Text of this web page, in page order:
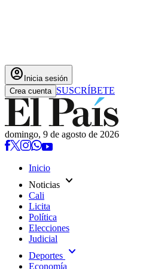
account_circle Inicia sesión
Crea cuenta SUSCRÍBETE
domingo, 9 de agosto de 2026
Inicio
Noticias expand_more
Cali
Licita
Política
Elecciones
Judicial
Deportes expand_more
Economía